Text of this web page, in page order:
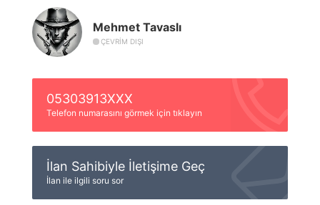
Mehmet Tavaslı
ÇEVRIM DIŞI
05303913XXX
Telefon numarasını görmek için tıklayın
İlan Sahibiyle İletişime Geç
İlan ile ilgili soru sor